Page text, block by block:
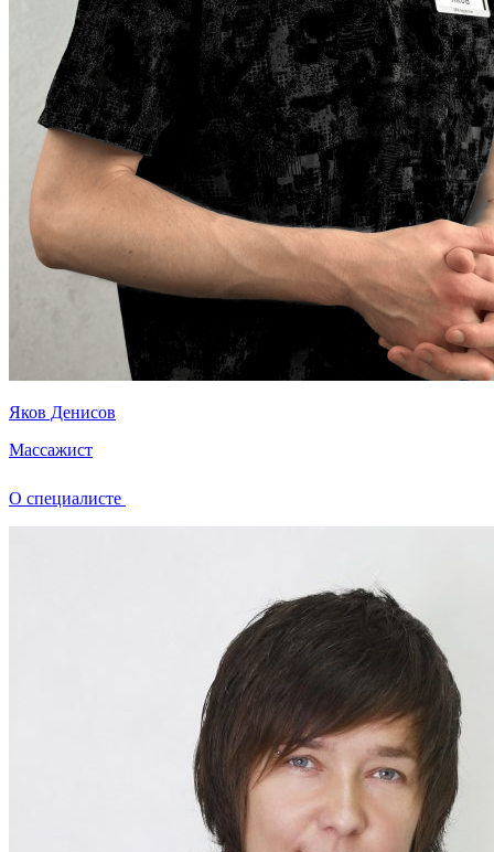
Яков Денисов
Массажист
О специалисте